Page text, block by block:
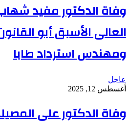
وفاة الدكتور مفيد شهاب
العالى الأسبق أبو
ومهندس استرداد طابا
عاجل
أغسطس 12, 2025
وفاة الدكتور على